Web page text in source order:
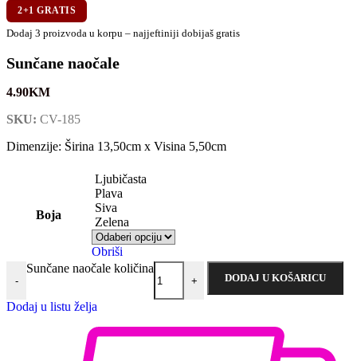
2+1 GRATIS
Dodaj 3 proizvoda u korpu – najjeftiniji dobijaš gratis
Sunčane naočale
4.90KM
SKU: CV-185
Dimenzije: Širina 13,50cm x Visina 5,50cm
Boja
Ljubičasta
Plava
Siva
Zelena
Obriši
-
Sunčane naočale količina
+ DODAJ U KOŠARICU
Dodaj u listu želja